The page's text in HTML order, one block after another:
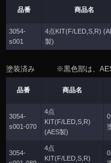
品番 商品名
3054-
s001
4点KIT(F/LED,S,R)
製)
塗装済み ※黒色部は、AES
品番 商品名
3054-
s001-070
4点
KIT(F/LED,S,R)
(AES製)
3054-
4点
KIT(F/LED,S,R)